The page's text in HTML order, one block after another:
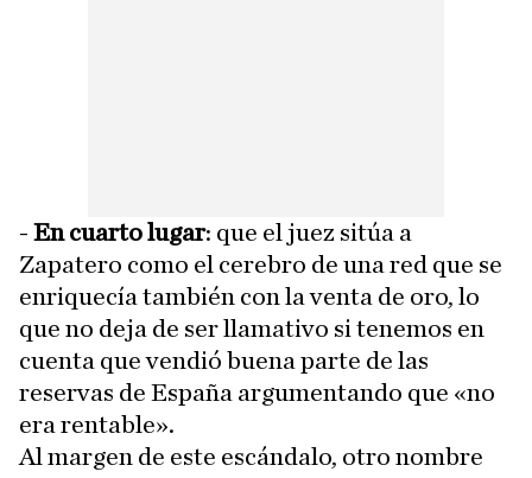
- En cuarto lugar: que el juez sitúa a
Zapatero como el cerebro de una red que se
enriquecía también con la venta de oro, lo
que no deja de ser llamativo si tenemos en
cuenta que vendió buena parte de las
reservas de España argumentando que «no
era rentable».
Al margen de este escándalo, otro nombre